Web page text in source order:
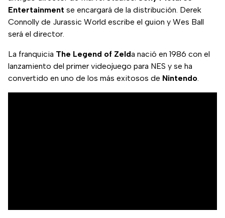
Entertainment se encargará de la distribución. Derek
Connolly de Jurassic World escribe el guion y Wes Ball
será el director.
La franquicia The Legend of Zelda nació en 1986 con el
lanzamiento del primer videojuego para NES y se ha
convertido en uno de los más exitosos de Nintendo.